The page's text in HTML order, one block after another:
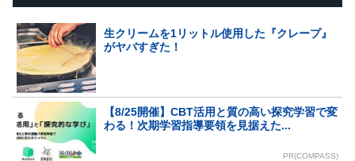
生クリームを1リットル使用した『クレープ』
がヤバすぎた！
【8/25開催】CBT活用と質の高い探究学習で変
わる！次期学習指導要領を見据えた...
PR(COMPASS)